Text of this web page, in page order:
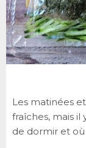
Les matinées
fraîches, mais il
de dormir et